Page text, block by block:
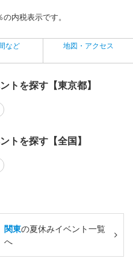
内税表示です。
など 地図・アクセス
トを探す【東京都】
トを探す【全国】
関東の夏休みイベント一覧
へ